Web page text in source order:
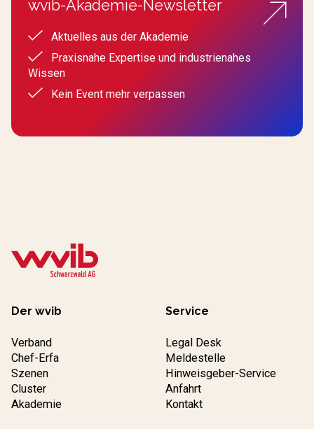
wvib-Akademie-Newsletter
Aktuelles aus der Akademie
Praxisnahe Expertise und industrienahes
Wissen
Kein Event mehr verpassen
Der wvib
Verband
Chef-Erfa
Szenen
Cluster
Akademie
Service
Legal Desk
Meldestelle
Hinweisgeber-Service
Anfahrt
Kontakt